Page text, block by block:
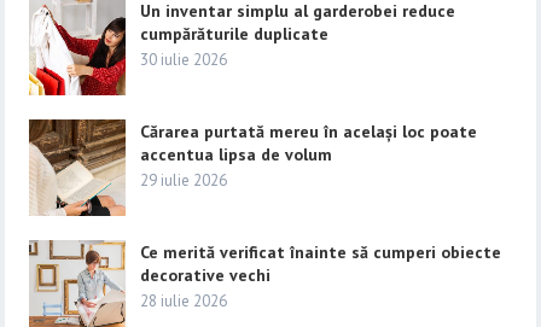
Un inventar simplu al garderobei reduce
cumpărăturile duplicate
30 iulie 2026
Cărarea purtată mereu în același loc poate
accentua lipsa de volum
29 iulie 2026
Ce merită verificat înainte să cumperi obiecte
decorative vechi
28 iulie 2026